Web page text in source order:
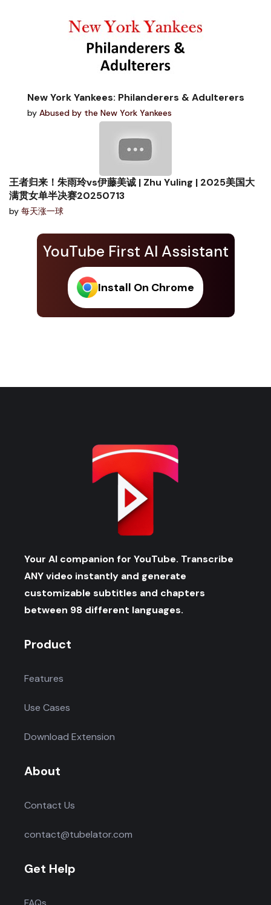
YouTube First AI Assistant
Install On Chrome
New York Yankees: Philanderers & Adulterers
by Abused by the New York Yankees
王者归来！朱雨玲vs伊藤美诚 | Zhu Yuling | 2025美国大
满贯女单半决赛20250713
by 每天涨一球
Your AI companion for YouTube. Transcribe
ANY video instantly and generate
customizable subtitles and chapters
between 98 different languages.
Product
Features
Use Cases
Download Extension
About
Contact Us
contact@tubelator.com
Get Help